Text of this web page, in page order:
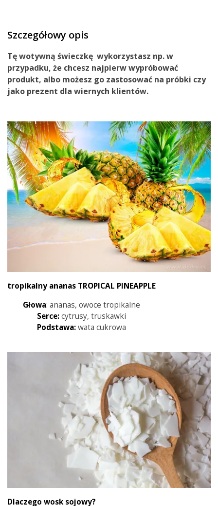
Szczegółowy opis
Tę wotywną świeczkę wykorzystasz np.w
przypadku, że chcesz najpierw wypróbować
produkt, albo możesz go zastosować na próbki czy
jako prezent dla wiernych klientów.
tropikalny ananas TROPICAL PINEAPPLE
Głowa: ananas, owoce tropikalne
Serce:cytrusy, truskawki
Podstawa:wata cukrowa
Dlaczego wosk sojowy?